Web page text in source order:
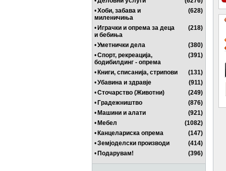
•Хоби, забава и
миленичиња
(628)
• Играчки и опрема за деца
и бебиња
(218)
•Уметнички дела
(380)
•Спорт, рекреација,
бодибилдинг - опрема
(391)
• Книги, списанија, стрипови
(131)
•Убавина и здравје
(911)
•Сточарство (Животни)
(249)
• Градежништво
(876)
• Машини и алати
(921)
• Мебел
(1082)
• Канцелариска опрема
(147)
•Земјоделски производи
(414)
• Подарувам! (396)